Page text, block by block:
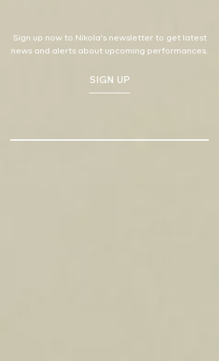
Sign up now to Nikola's newsletter to get latest
news and alerts about upcoming performances.
SIGN UP